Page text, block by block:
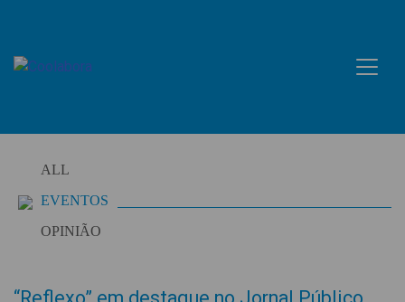
content
ALL
EVENTOS
OPINIÃO